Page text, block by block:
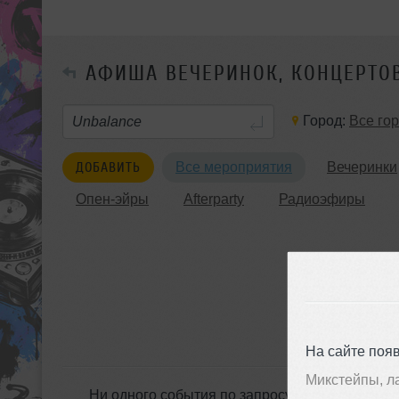
На сайте
Микстейпы,
АФИША ВЕЧЕРИНОК,
Город: Все
ДОБАВИТЬ Все мероприятия Вечеринки
Опен-эйры Afterparty Радиоэфиры
Ни одного события по запросу